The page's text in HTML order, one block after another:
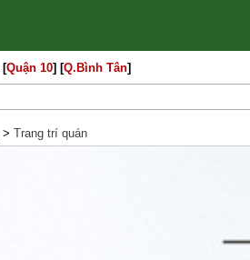
[Quận 10] [Q.Bình Tân]
> Trang trí quán